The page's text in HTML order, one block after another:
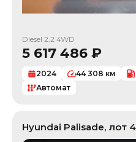
Diesel 2.2 4WD
5 617 486 ₽
2024 44 308 км
Автомат
Hyundai Palisade, лот